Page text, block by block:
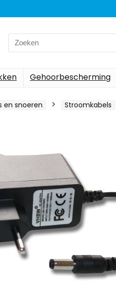
Search
for:
Gehoorbescherming
en snoeren Stroomkabels